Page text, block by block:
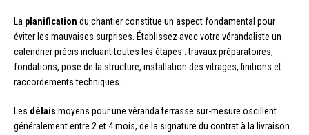
La planification du chantier constitue un aspect fondamental pour
éviter les mauvaises surprises. Établissez avec votre vérandaliste un
calendrier précis incluant toutes les étapes : travaux préparatoires,
fondations, pose de la structure, installation des vitrages, finitions et
raccordements techniques.
Les délais moyens pour une véranda terrasse sur-mesure oscillent
généralement entre 2 et 4 mois, de la signature du contrat à la livraison